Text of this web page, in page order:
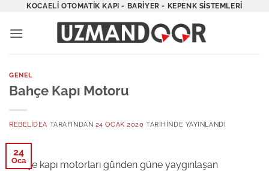
İçeriğeKOCAELI OTOMATIK KAPI - BARIYER - KEPENK SISTEMLERI
GENEL
Bahçe Kapı Motoru
REBELIDEA TARAFINDAN 24 OCAK 2020 TARIHINDE YAYINLANDI
24
Oca
Bahçe kapı motorları günden güne yaygınlaşan